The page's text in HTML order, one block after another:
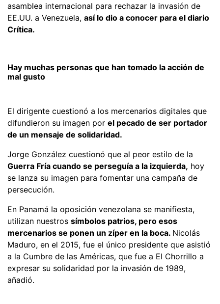
asamblea internacional para rechazar la invasión de
EE.UU. a Venezuela, así lo dio a conocer para el diario
Crítica.
Hay muchas personas que han tomado la acción de
mal gusto
El dirigente cuestionó a los mercenarios digitales que
difundieron su imagen por el pecado de ser portador
de un mensaje de solidaridad.
Jorge González cuestionó que al peor estilo de la
Guerra Fría cuando se perseguía a la izquierda, hoy
se lanza su imagen para fomentar una campaña de
persecución.
En Panamá la oposición venezolana se manifiesta,
utilizan nuestros símbolos patrios, pero esos
mercenarios se ponen un zíper en la boca. Nicolás
Maduro, en el 2015, fue el único presidente que asistió
a la Cumbre de las Américas, que fue a El Chorrillo a
expresar su solidaridad por la invasión de 1989,
añadió.